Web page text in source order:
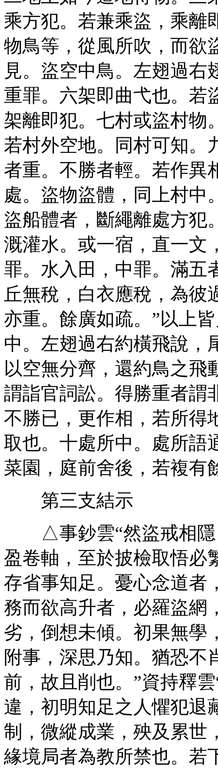
乘方犯。若兼乘盜，乘離
物鳥等，從風所吹，而欲
見。盜空中鳥。左翅過
重罪。六架即曲弋也。若
架離即犯。七村或盜村物
若村外空地。同村可知。
者重。不勝者輕。若作異
處。盜物盜體，同上村中
盜船體者，斷繩離處方犯
溉灌水。或一宿，直一文
罪。水入田，中罪。滿五
丘無稅，白衣應稅，為彼
亦重。餘廣如疏。”以上
中。左翅過右約橫飛說，
以空無分齊，還約鳥之飛
謂詣官詞訟。得勝重者謂
不勝已，更作相，若所得
取也。十處所中。處所語
菜園，庭前舍後，若複有
第三支結示
△事鈔雲“然盜戒相隱
盈卷軸，至於披檢取悟必
存省事知足。憂心念道者
務而欲高升者，必羅盜網
劣，倒想未傾。初果無學
附事，深思乃知。猶恐不
前，故且削也。”資持釋
違，初明知足之人懼犯退
制，微縱成業，殃及累世
緣境局者為教所禁也。若